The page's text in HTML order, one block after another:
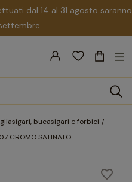
dal 14 al 31 agosto saranno
search
☰
bucasigari e forbici
CROMO SATINATO
favorite_border